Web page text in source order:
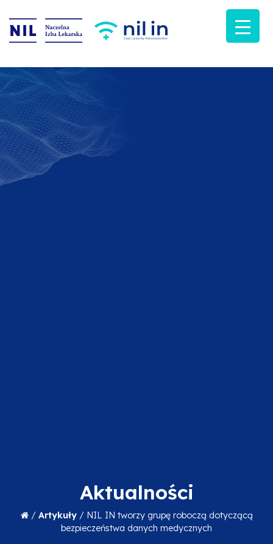
Aktualności
/ Artykuły/ NIL IN tworzy grupę roboczą dotyczącą
bezpieczeństwa danych medycznych